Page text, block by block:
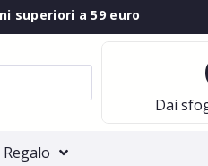
superiori a 59 euro
Dai
Regalo